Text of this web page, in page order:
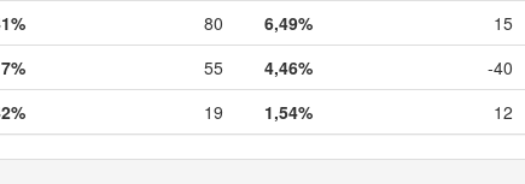
80 6,49% 15
55 4,46% -40
19 1,54% 12